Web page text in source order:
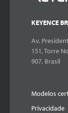
KEYENCE
Av.
151, Torre
907, Brasil
Modelos
Privacidade